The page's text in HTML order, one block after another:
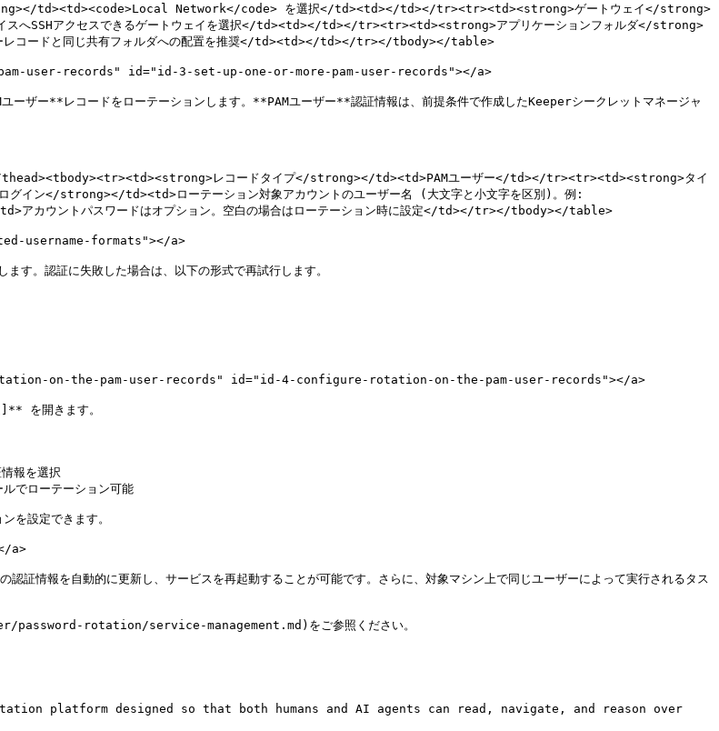
td><td><code>Local Network</code> を選択</td><td></td></tr><tr><td><strong>ゲートウェイ</strong>
スへSSHアクセスできるゲートウェイを選択</td><td></td></tr><tr><td><strong>アプリケーションフォルダ</strong>
ーレコードと同じ共有フォルダへの配置を推奨</td><td></td></tr></tbody></table>
pam-user-records" id="id-3-set-up-one-or-more-pam-user-records"></a>
ザー**レコードをローテーションします。**PAMユーザー**認証情報は、前提条件で作成したKeeperシークレットマネージャ
レコードタイプ</strong></td><td>PAMユーザー</td></tr><tr><td><strong>タイ
</strong></td><td>ローテーション対象アカウントのユーザー名 (大文字と小文字を区別)。例:
ウントパスワードはオプション。空白の場合はローテーション時に設定</td></tr></tbody></table>
username-formats"></a>
す。認証に失敗した場合は、以下の形式で再試行します。
rotation-on-the-pam-user-records" id="id-4-configure-rotation-on-the-pam-user-records"></a>
を開きます。
報を選択
でローテーション可能
を設定できます。
a>
情報を自動的に更新し、サービスを再起動することが可能です。さらに、対象マシン上で同じユーザーによって実行されるタス
password-rotation/service-management.md)をご参照ください。
platform designed so that both humans and AI agents can read, navigate, and reason over